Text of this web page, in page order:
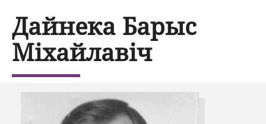
Дайнека Барыс
Міхайлавіч